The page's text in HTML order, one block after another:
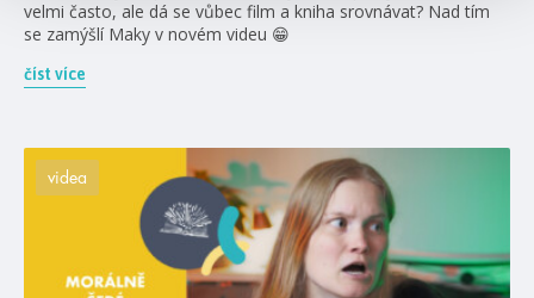
velmi často, ale dá se vůbec film a kniha srovnávat? Nad tím
se zamýšlí Maky v novém videu 😁
číst více
videa